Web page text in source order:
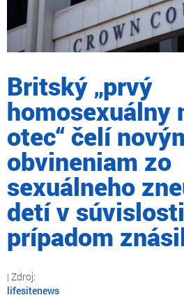
Britský „prvý
homosexuálny
otec“ čelí
obvineniam zo
sexuálneho
detí v
prípadom
lifesitenews